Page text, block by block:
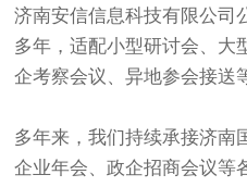
济南安信信息科技有限公司
多年，适配小型研讨会、大
企考察会议、异地参会接送
多年来，我们持续承接济南
企业年会、政企招商会议等